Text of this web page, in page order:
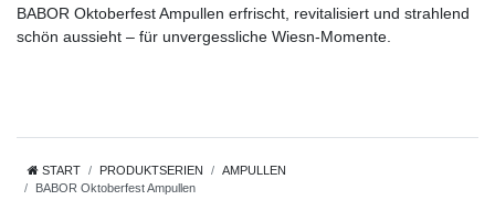
BABOR Oktoberfest Ampullen erfrischt, revitalisiert und strahlend
schön aussieht – für unvergessliche Wiesn-Momente.
START PRODUKTSERIEN
AMPULLEN
BABOR Oktoberfest Ampullen